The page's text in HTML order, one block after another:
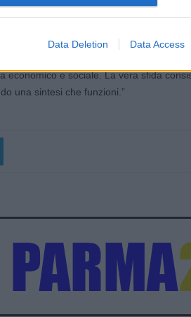
Data Deletion Data Access
realizzazione del Biodistretto di Parma in
realtà diverse che fanno parte della filiera
una forte accezione di sostenibilità
ciò, sia dal punto vista della
economico e sociale. La vera sfida
una sintesi che funzioni.”